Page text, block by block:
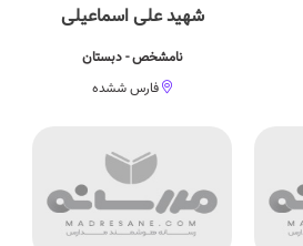
شهید علی اسماعیلی
نامشخص - دبستان
فارس ششده